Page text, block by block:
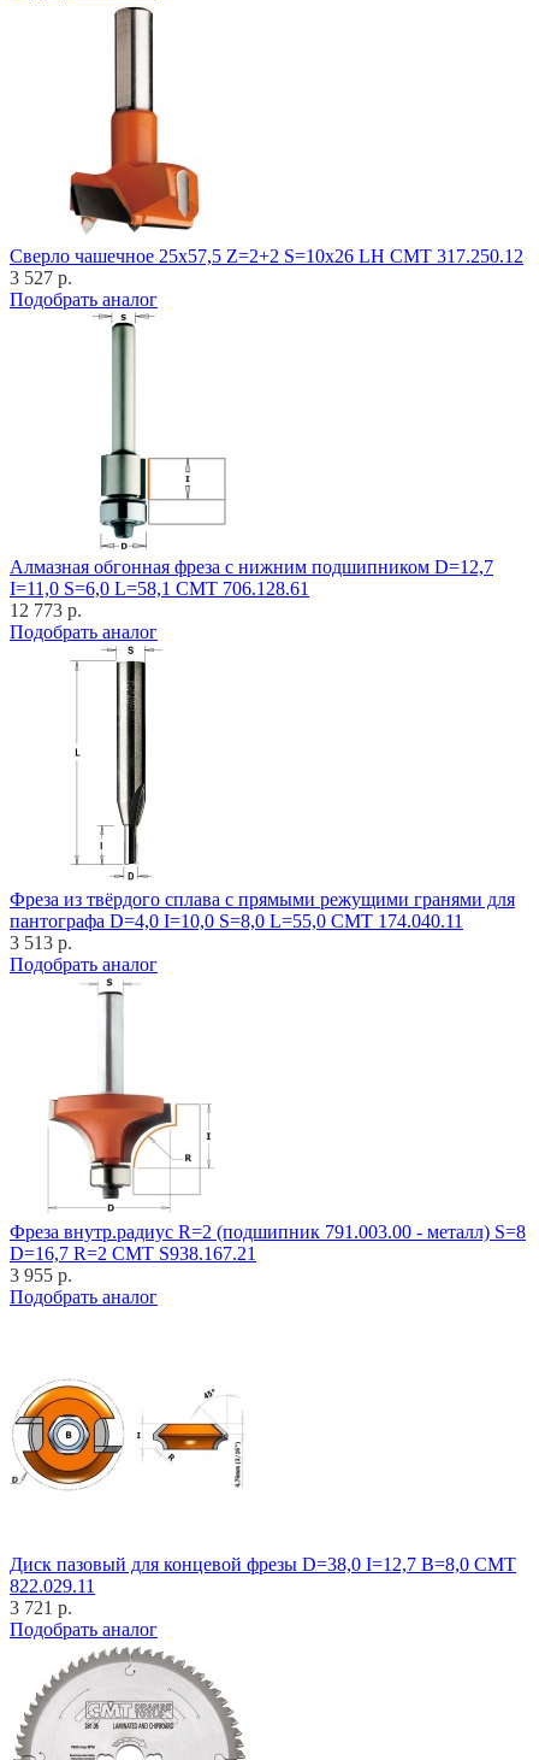
Cверло чашечное 25x57,5 Z=2+2 S=10x26 LH CMT 317.250.12
3 527 р.
Подобрать аналог
Алмазная обгонная фреза с нижним подшипником D=12,7
I=11,0 S=6,0 L=58,1 CMT 706.128.61
12 773 р.
Подобрать аналог
Фреза из твёрдого сплава с прямыми режущими гранями для
пантографа D=4,0 I=10,0 S=8,0 L=55,0 CMT 174.040.11
3 513 р.
Подобрать аналог
Фреза внутр.радиус R=2 (подшипник 791.003.00 - металл) S=8
D=16,7 R=2 CMT S938.167.21
3 955 р.
Подобрать аналог
Диск пазовый для концевой фрезы D=38,0 I=12,7 B=8,0 CMT
822.029.11
3 721 р.
Подобрать аналог